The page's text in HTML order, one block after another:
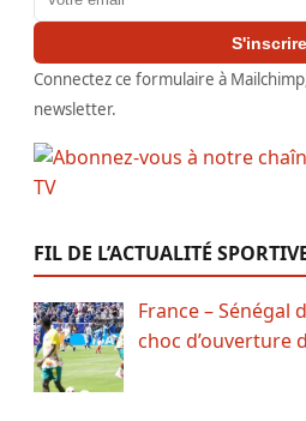
S'inscrire
Connectez ce formulaire à
newsletter.
FIL DE L’ACTUALITÉ
France – Sénégal
choc d’ouverture